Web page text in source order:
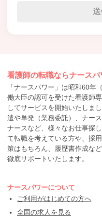
看護師の転職ならナースパ
「ナースパワー」は昭和60年
働大臣の認可を受けた看護師
してサービスを開始いたしま
遣や単発（業務委託）、ナー
ナースなど、様々なお仕事探
て転職を考えている方や、採
策はもちろん、履歴書作成な
徹底サポートいたします。
ナースパワーについて
ご利用がはじめての方へ
全国の求人を見る